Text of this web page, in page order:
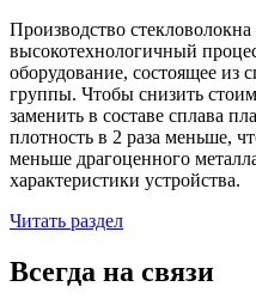
Производство
высокотехнологичный
оборудование, состоящее из
группы. Чтобы снизить
заменить в составе сплава
плотность в 2 раза меньше,
меньше драгоценного
характеристики устройства.
Читать раздел
Всегда на связи